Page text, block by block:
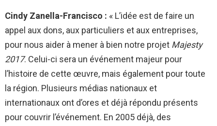
Cindy Zanella-Francisco : « L’idée est de faire un
appel aux dons, aux particuliers et aux entreprises,
pour nous aider à mener à bien notre projet Majesty
2017. Celui-ci sera un événement majeur pour
l’histoire de cette œuvre, mais également pour toute
la région. Plusieurs médias nationaux et
internationaux ont d’ores et déjà répondu présents
pour couvrir l’événement. En 2005 déjà, des